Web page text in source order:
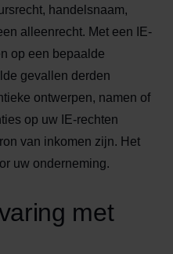
handelsnaam,
alleenrecht. Met een IE-
op een bepaalde
gevallen derden
ontwerpen, namen of
op uw IE-rechten
van inkomen zijn. Het
uw onderneming.
met